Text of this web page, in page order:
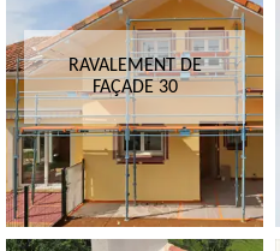
RAVALEMENT DE
FAÇADE 30